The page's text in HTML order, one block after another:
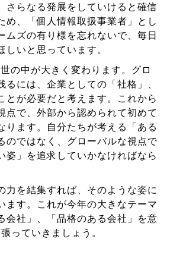
さらなる発展をしていけると確信
め、「個人情報取扱事業者」とし
ムズの有り様を忘れないで、毎日
いと思っています。
の中が大きく変わります。グロ
るには、企業としての「社格」、
とが必要だと考えます。これから
点で、外部から認められて初めて
ります。自分たちが考える「ある
のではなく、グローバルな視点で
姿」を追求していかなければなら
力を結集すれば、そのような姿に
ます。これが今年の大きなテーマ
会社」、「品格のある会社」を意
っていきましょう。